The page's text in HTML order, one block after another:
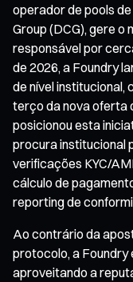
operador de pools
Group (DCG), gere o
responsável por
de 2026, a Foundry
de nível institucional,
terço da nova oferta
posicionou esta
procura institucional
verificações KYC/
cálculo de
reporting de
Ao contrário da
protocolo, a
aproveitando a